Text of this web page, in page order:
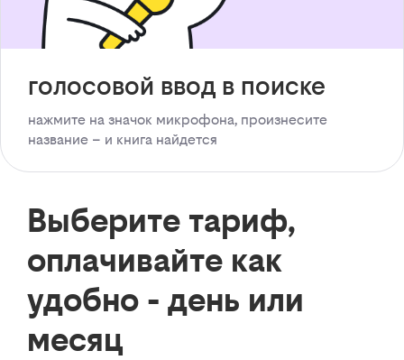
голосовой ввод в поиске
нажмите на значок микрофона, произнесите
название – и книга найдется
Выберите тариф,
оплачивайте как
удобно - день или
месяц